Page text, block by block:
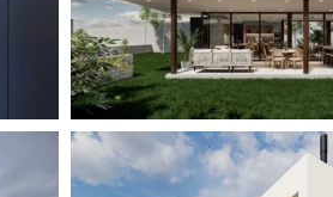
View portfolio: Punta Cana
Punta Cana